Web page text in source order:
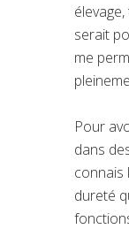
serait
me
Pour
dans
connais
dureté